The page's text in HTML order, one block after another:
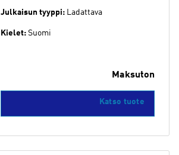
Julkaisun tyyppi: Ladattava
Kielet: Suomi
Maksuton
Katso tuote